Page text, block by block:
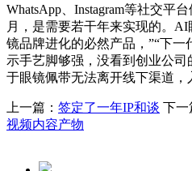
WhatsApp、Instagram等社交平
月，是需要若干年来实现的。
镜品牌进化的必然产品，”“下
示手艺脚够强，没看到创业公司
于眼镜佩带无法离开线下渠道，
上一篇： 签定了一年IP和谈 下一
视频内容产物